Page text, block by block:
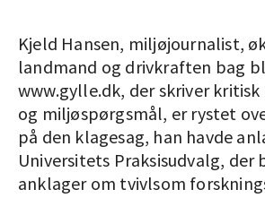
Kjeld Hansen, miljøjournalist,
landmand og drivkraften bag
www.gylle.dk, der skriver
og miljøspørgsmål, er rystet
på den klagesag, han havde
Universitets Praksisudvalg, der
anklager om tvivlsom